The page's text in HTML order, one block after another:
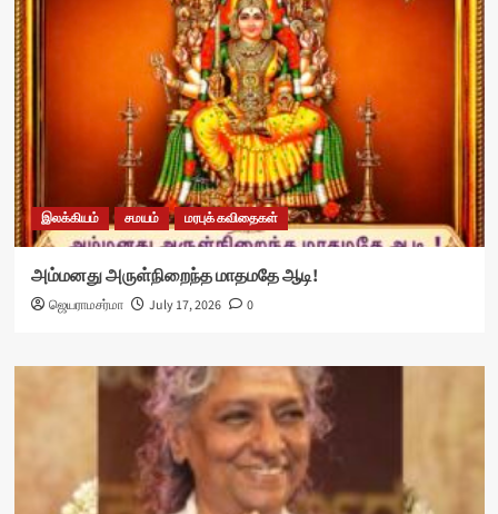
இலக்கியம் சமயம் மரபுக் கவிதைகள்
அம்மனது அருள்நிறைந்த மாதமதே ஆடி!
ஜெயராமசர்மா July 17, 2026 0